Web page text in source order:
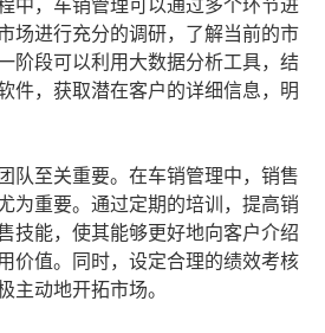
中，车销管理可以通过多个环节进
场进行充分的调研，了解当前的市
阶段可以利用大数据分析工具，结
件，获取潜在客户的详细信息，明
队至关重要。在车销管理中，销售
为重要。通过定期的培训，提高销
技能，使其能够更好地向客户介绍
价值。同时，设定合理的绩效考核
主动地开拓市场。